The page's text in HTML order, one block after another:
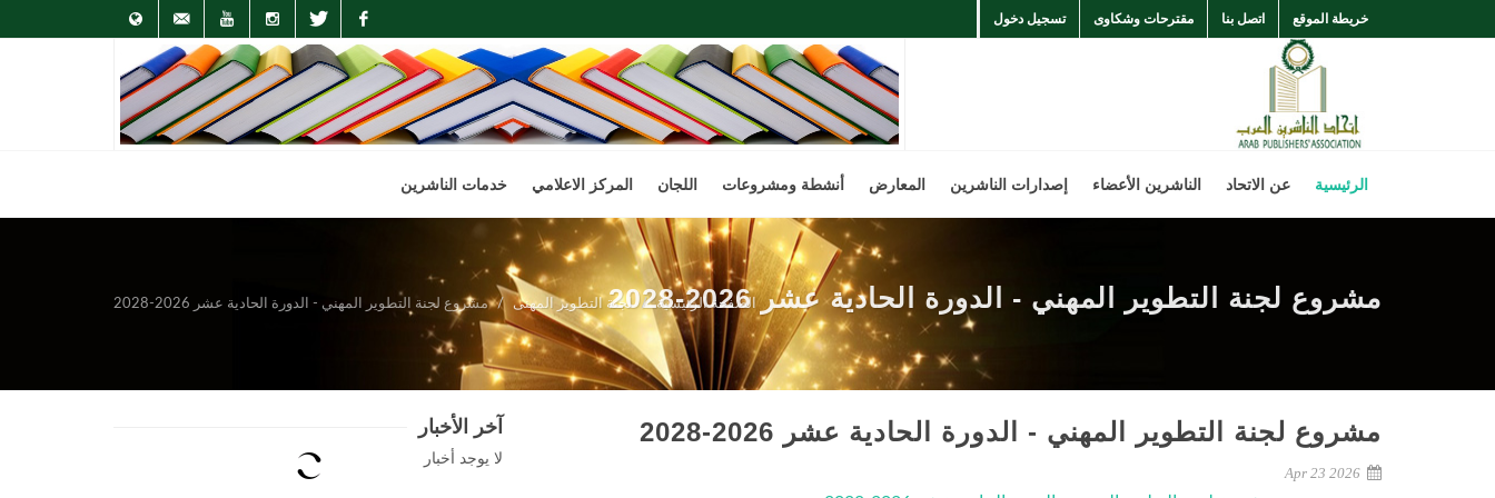
خريطة الموقع اتصل بنا مقترحات وشكاوى تسجيل دخول
Facebook
Twitter
Instagram
Youtube
info@arab-
pa.org
English
الرئيسية عن الاتحاد الناشرين الأعضاء إصدارات الناشرين المعارض أنشطة ومشروعات اللجان المركز الاعلامي خدمات الناشرين
مشروع لجنة التطوير المهني - الدورة الحادية عشر 2026-2028الصفحة الرئيسية لجنة التطوير المهنى مشروع لجنة التطوير المهني - الدورة الحادية عشر 2026-2028
مشروع لجنة التطوير المهني - الدورة الحادية عشر 2026-2028 آخر الأخبار
لا يوجد أخبار